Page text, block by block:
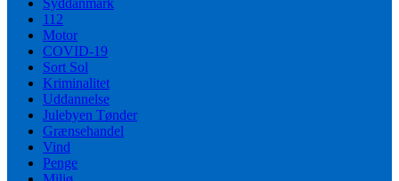
112
Motor
COVID-19
Sort Sol
Kriminalitet
Uddannelse
Julebyen Tønder
Grænsehandel
Vind
Penge